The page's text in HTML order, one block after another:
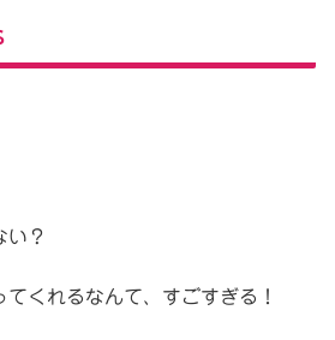
い？
くれるなんて、すごすぎる！